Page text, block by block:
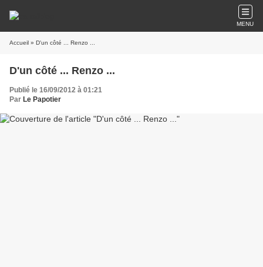
MENU
Accueil » D'un côté ... Renzo ...
D'un côté ... Renzo ...
Publié le 16/09/2012 à 01:21
Par Le Papotier